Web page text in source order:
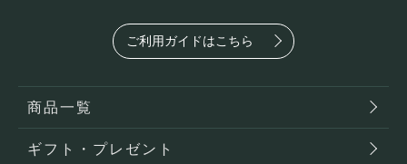
ご利用ガイドはこちら
商品一覧
ギフト・プレゼント